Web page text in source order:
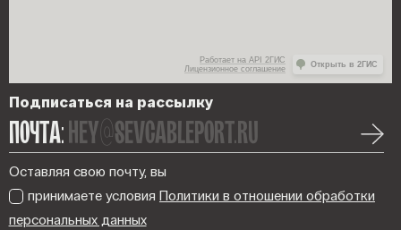
Подписаться на рассылку
ПОЧТА:hey@sevcableport.ru
Оставляя свою почту, вы
принимаете условия Политики в отношении обработки
персональных данных
Работает на API 2ГИС
Лицензионное соглашение
Открыть в 2ГИС